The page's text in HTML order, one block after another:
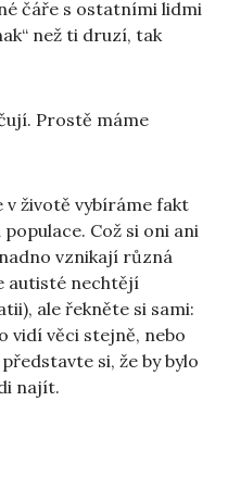
čáře s ostatními lidmi
než ti druzí, tak
Prostě máme
v životě vybíráme fakt
Což si oni ani
vznikají různá
autisté nechtějí
ale řekněte si sami:
vidí věci stejně, nebo
si, že by bylo
najít.